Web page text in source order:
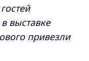
выставке
привезли